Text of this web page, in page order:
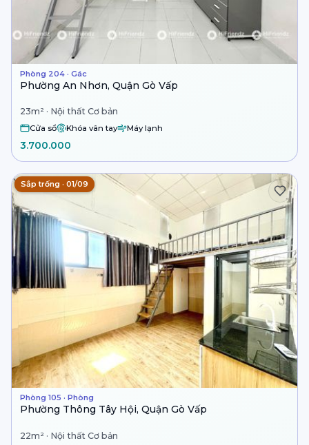
Phòng 204 · Gác
Phường An Nhơn, Quận Gò Vấp
23m² · Nội thất Cơ bản
Cửa sổ Khóa vân tay Máy lạnh
3.700.000
Sắp trống · 01/09
Phòng 105 · Phòng
Phường Thông Tây Hội, Quận Gò Vấp
22m² · Nội thất Cơ bản